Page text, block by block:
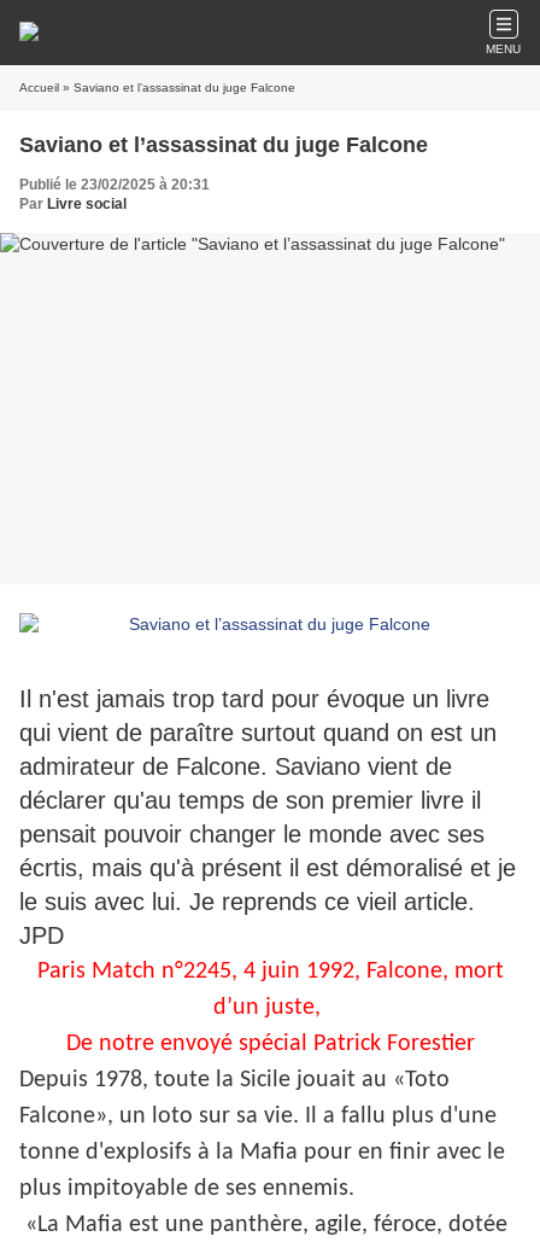
MENU
Accueil » Saviano et l’assassinat du juge Falcone
Saviano et l’assassinat du juge Falcone
Publié le 23/02/2025 à 20:31
Par Livre social
Il n'est jamais trop tard pour évoque un livre
qui vient de paraître surtout quand on est un
admirateur de Falcone. Saviano vient de
déclarer qu'au temps de son premier livre il
pensait pouvoir changer le monde avec ses
écrtis, mais qu'à présent il est démoralisé et je
le suis avec lui. Je reprends ce vieil article.
JPD
Paris Match n°2245, 4 juin 1992, Falcone, mort
d’un juste,
De notre envoyé spécial Patrick Forestier
Depuis 1978, toute la Sicile jouait au «Toto
Falcone», un loto sur sa vie. Il a fallu plus d'une
tonne d'explosifs à la Mafia pour en finir avec le
plus impitoyable de ses ennemis.
«La Mafia est une panthère, agile, féroce, dotée